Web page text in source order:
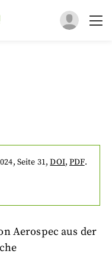
, Seite 31,DOI,PDF.
Aerospec aus der